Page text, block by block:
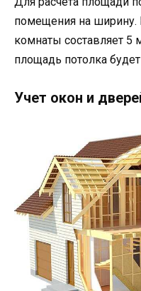
помещения на ширину.
комнаты составляет 5
площадь потолка
Учет окон и